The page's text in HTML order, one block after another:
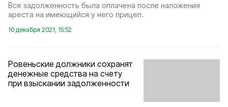
Вся задолженность была оплачена после наложения
ареста на имеющийся у него прицеп.
10 декабря 2021, 15:52
Ровеньские должники сохранят
денежные средства на счету
при взыскании задолженности